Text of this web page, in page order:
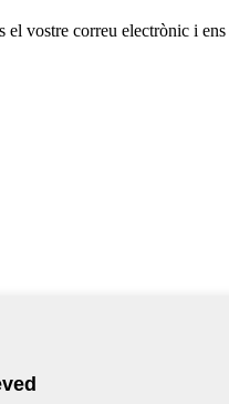
vostre correu electrònic i